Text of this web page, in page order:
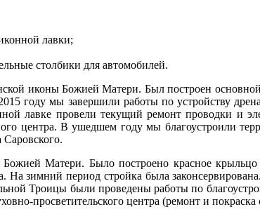
лавки;
столбики для автомобилей.
иконы Божией Матери. Был построен
году мы завершили работы по устройству
лавке провели текущий ремонт проводки и
центра. В ушедшем году мы благоустроили
Матери. Было построено красное
На зимний период стройка была
Троицы были проведены работы по
просветительского центра (ремонт и